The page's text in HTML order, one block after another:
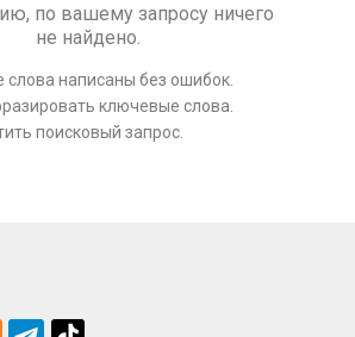
по вашему запросу ничего
не найдено.
слова написаны без ошибок.
ключевые слова.
поисковый запрос.